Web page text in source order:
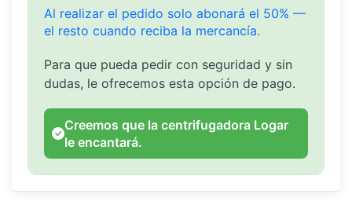
Al realizar el pedido solo abonará el 50% —
el resto cuando reciba la mercancía.
Para que pueda pedir con seguridad y sin
dudas, le ofrecemos esta opción de pago.
Creemos que la centrifugadora Logar
le encantará.